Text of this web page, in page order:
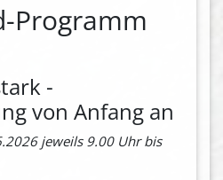
Programm
-
von Anfang an
jeweils 9.00 Uhr bis